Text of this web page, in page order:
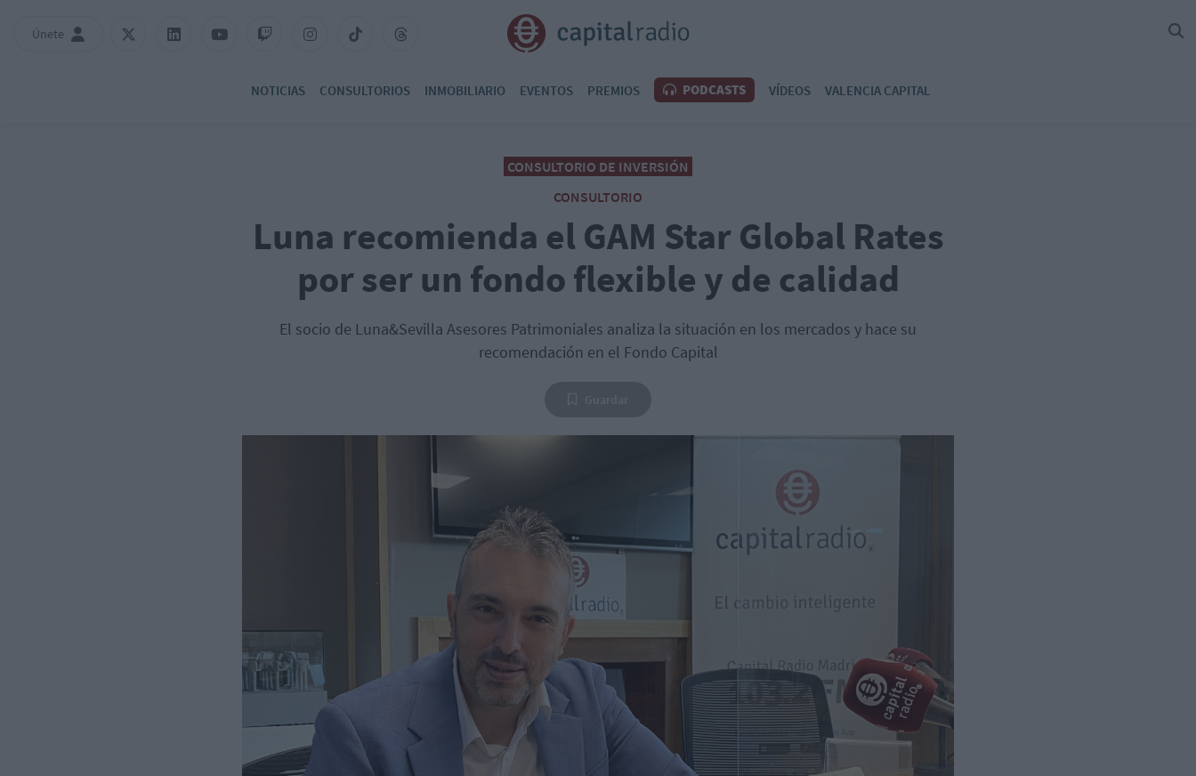
Únete
NOTICIAS CONSULTORIOS INMOBILIARIO EVENTOS PREMIOS PODCASTS VÍDEOS VALENCIA CAPITAL
CONSULTORIO DE INVERSIÓN
CONSULTORIO
Luna recomienda el GAM Star Global Rates
por ser un fondo flexible y de calidad
El socio de Luna&Sevilla Asesores Patrimoniales analiza la situación en los mercados y hace su
recomendación en el Fondo Capital